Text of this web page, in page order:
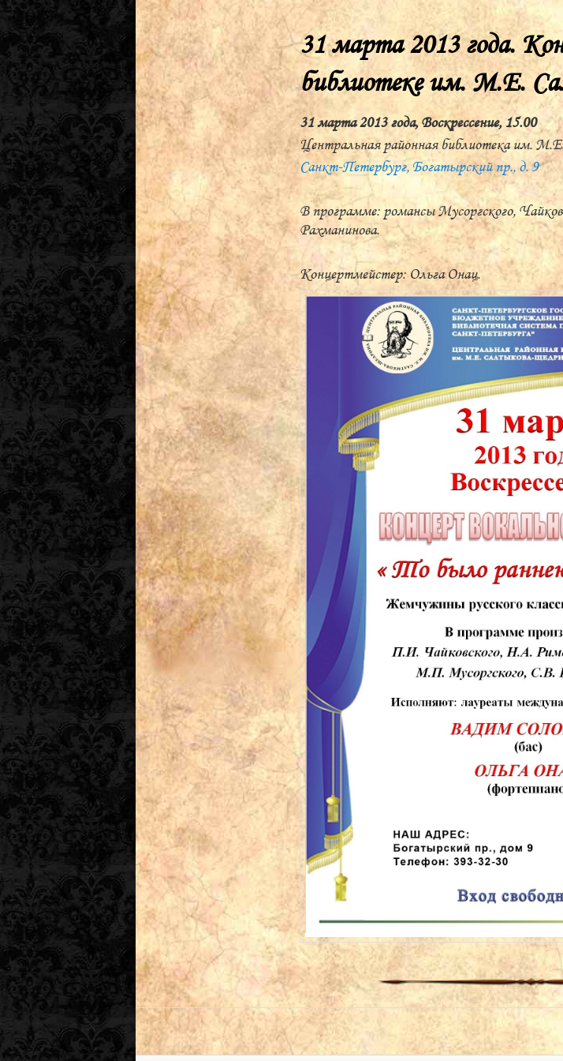
31 марта 2013 года.
библиотеке им. М.Е.
31 марта 2013 года, Воскрессение, 15.00
Центральная районная библиотека им.
Санкт-Петербург, Богатырский пр., д. 9
В программе: романсы Мусоргского,
Рахманинова.
Концертмейстер: Ольга Онац.